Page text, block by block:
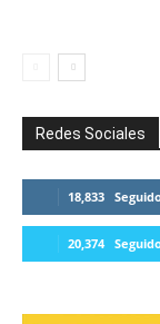
Redes Sociales
18,833
20,374